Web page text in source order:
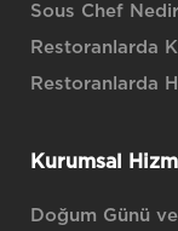
Sous Chef
Restoranlarda
Restoranlarda
Kurumsal
Doğum Günü